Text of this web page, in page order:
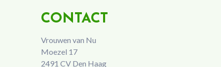
CONTACT
Vrouwen van Nu
Moezel 17
2491 CV Den Haag